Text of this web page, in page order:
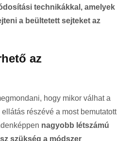
technikákkal, amelyek
a beültetett sejteket az
az
hogy mikor válhat a
részévé a most bemutatott
nagyobb létszámú
szükség a módszer